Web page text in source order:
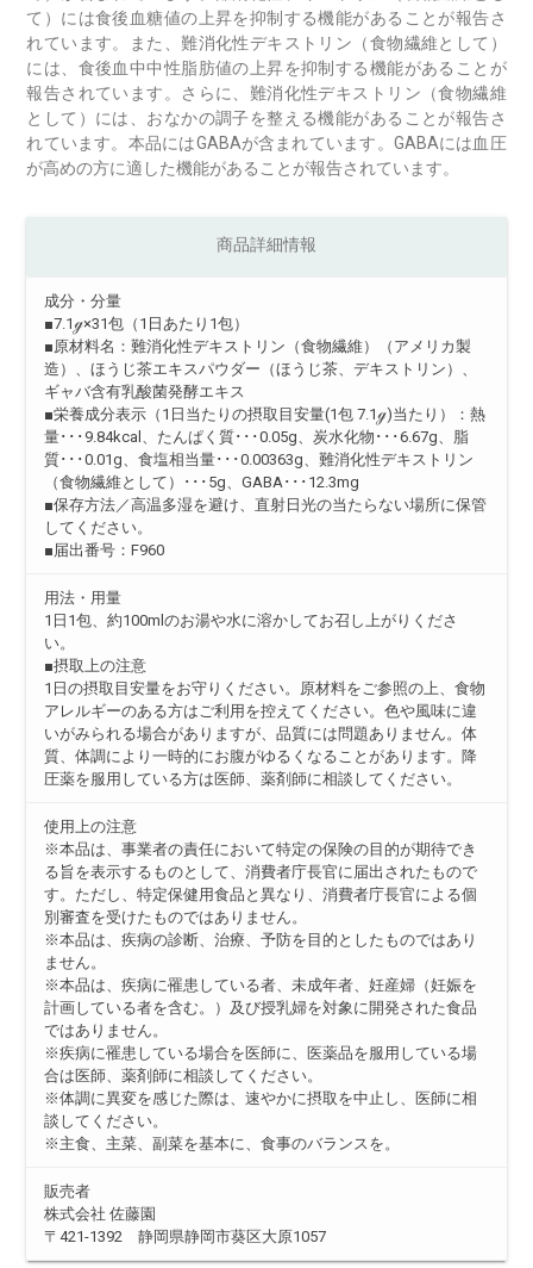
て）には食後血糖値の上昇を抑制する機能があることが報告さ
れています。また、難消化性デキストリン（食物繊維として）
には、食後血中中性脂肪値の上昇を抑制する機能があることが
報告されています。さらに、難消化性デキストリン（食物繊維
として）には、おなかの調子を整える機能があることが報告さ
れています。本品にはGABAが含まれています。GABAには血圧
が高めの方に適した機能があることが報告されています。
商品詳細情報
成分・分量
■7.1ℊ×31包（1日あたり1包）
■原材料名：難消化性デキストリン（食物繊維）（アメリカ製
造）、ほうじ茶エキスパウダー（ほうじ茶、デキストリン）、
ギャバ含有乳酸菌発酵エキス
■栄養成分表示（1日当たりの摂取目安量(1包 7.1ℊ)当たり）：熱
量･･･9.84kcal、たんぱく質･･･0.05g、炭水化物･･･6.67g、脂
質･･･0.01g、食塩相当量･･･0.00363g、難消化性デキストリン
（食物繊維として）･･･5g、GABA･･･12.3mg
■保存方法／高温多湿を避け、直射日光の当たらない場所に保管
してください。
■届出番号：F960
用法・用量
1日1包、約100mlのお湯や水に溶かしてお召し上がりくださ
い。
■摂取上の注意
1日の摂取目安量をお守りください。原材料をご参照の上、食物
アレルギーのある方はご利用を控えてください。色や風味に違
いがみられる場合がありますが、品質には問題ありません。体
質、体調により一時的にお腹がゆるくなることがあります。降
圧薬を服用している方は医師、薬剤師に相談してください。
使用上の注意
※本品は、事業者の責任において特定の保険の目的が期待でき
る旨を表示するものとして、消費者庁長官に届出されたもので
す。ただし、特定保健用食品と異なり、消費者庁長官による個
別審査を受けたものではありません。
※本品は、疾病の診断、治療、予防を目的としたものではあり
ません。
※本品は、疾病に罹患している者、未成年者、妊産婦（妊娠を
計画している者を含む。）及び授乳婦を対象に開発された食品
ではありません。
※疾病に罹患している場合を医師に、医薬品を服用している場
合は医師、薬剤師に相談してください。
※体調に異変を感じた際は、速やかに摂取を中止し、医師に相
談してください。
※主食、主菜、副菜を基本に、食事のバランスを。
販売者
株式会社 佐藤園
〒421-1392 静岡県静岡市葵区大原1057